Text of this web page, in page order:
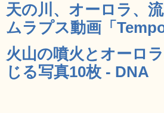
天の川、オーロラ、
ムラプス動画「
火山の噴火とオーロ
じる写真10枚 - DNA